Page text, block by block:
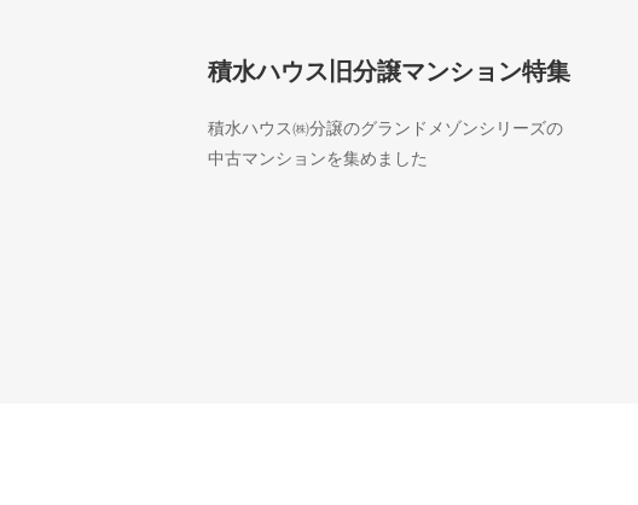
積水ハウス旧分譲マンション特集
積水ハウス㈱分譲のグランドメゾンシリーズの
中古マンションを集めました